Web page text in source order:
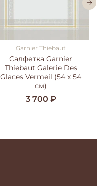
Garnier Thiebaut
Салфетка Garnier
Thiebaut Galerie Des
Glaces Vermeil (54 x 54
см)
3 700 ₽